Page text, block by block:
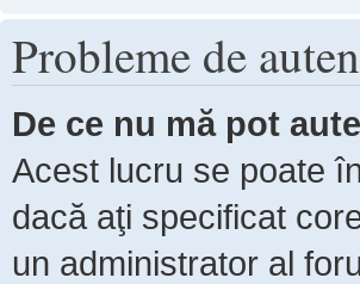
Probleme de
De ce nu mă pot
Acest lucru se poate
dacă aţi specificat
un administrator al